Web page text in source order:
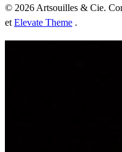
© 2026 Artsouilles & Cie.
et Elevate Theme .